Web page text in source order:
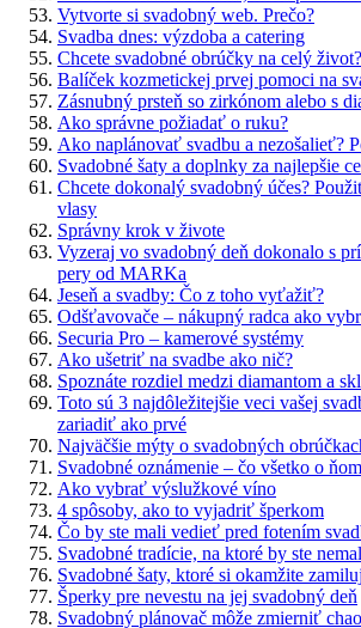
Vytvorte si svadobný web. Prečo?
Svadba dnes: výzdoba a catering
Chcete svadobné obrúčky na celý
Balíček kozmetickej prvej pomoci na
Zásnubný prsteň so zirkónom alebo s
Ako správne požiadať o ruku?
Ako naplánovať svadbu a nezošalieť?
Svadobné šaty a doplnky za najlepšie
Chcete dokonalý svadobný účes?
vlasy
Správny krok v živote
Vyzeraj vo svadobný deň dokonalo s
pery od MARKa
Jeseň a svadby: Čo z toho vyťažiť?
Odšťavovače – nákupný radca ako
Securia Pro – kamerové systémy
Ako ušetriť na svadbe ako nič?
Spoznáte rozdiel medzi diamantom a
Toto sú 3 najdôležitejšie veci vašej
zariadiť ako prvé
Najväčšie mýty o svadobných
Svadobné oznámenie – čo všetko o
Ako vybrať výslužkové víno
4 spôsoby, ako to vyjadriť šperkom
Čo by ste mali vedieť pred fotením
Svadobné tradície, na ktoré by ste
Svadobné šaty, ktoré si okamžite
Šperky pre nevestu na jej svadobný deň
Svadobný plánovač môže zmierniť